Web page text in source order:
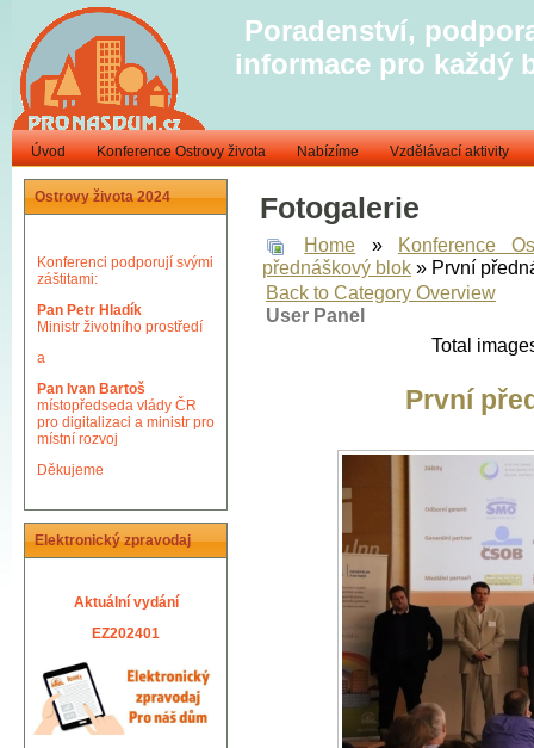
Poradenství,
informace pro každý
Úvod Konference Ostrovy života Nabízíme Vzdělávací aktivity
Ostrovy života 2024
Konferenci podporují svými
záštitami:
Pan Petr Hladík
Ministr životního prostředí
a
Pan Ivan Bartoš
místopředseda vlády ČR
pro digitalizaci a ministr pro
místní rozvoj
Děkujeme
Elektronický zpravodaj
Aktuální vydání
EZ202401
Fotogalerie
Home » Konference
přednáškový blok » První
Back to Category Overview
User Panel
Total
První